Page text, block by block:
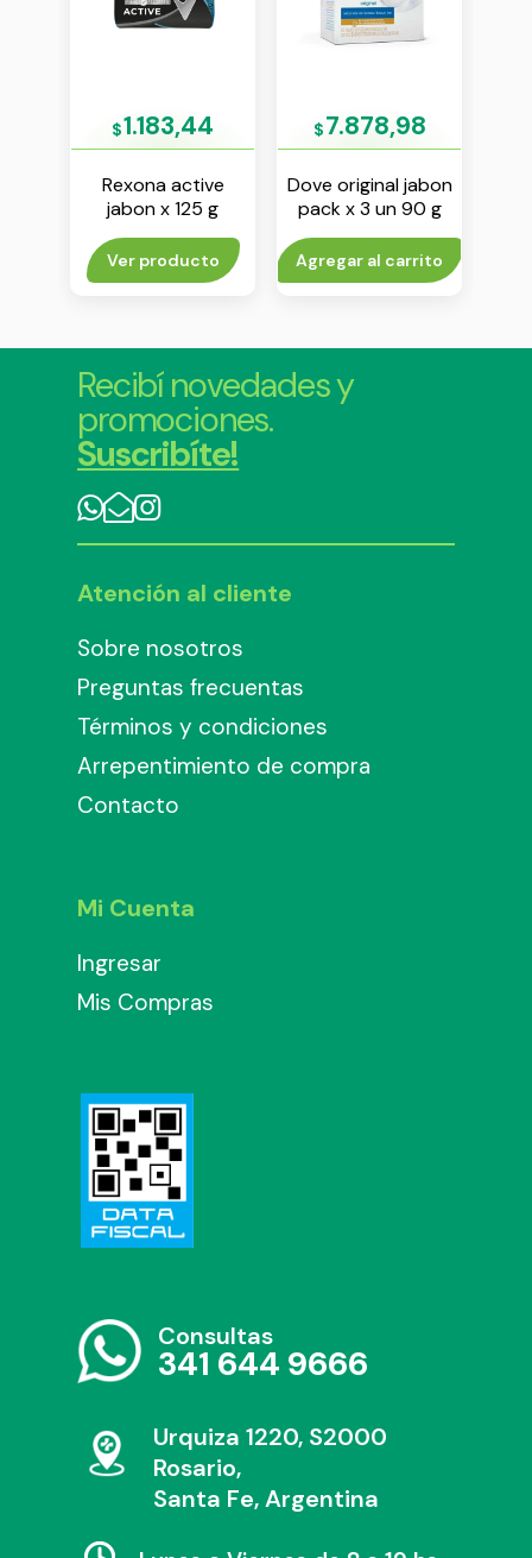
$1.183,44
Rexona active
jabon x 125 g
Ver producto
$7.878,98
Dove original jabon
pack x 3 un 90 g
Agregar al carrito
Recibí novedades y
promociones.
Suscribíte!
Atención al cliente
Sobre nosotros
Preguntas frecuentas
Términos y condiciones
Arrepentimiento de compra
Contacto
Mi Cuenta
Ingresar
Mis Compras
Consultas
341 644 9666
Urquiza 1220, S2000
Rosario,
Santa Fe, Argentina